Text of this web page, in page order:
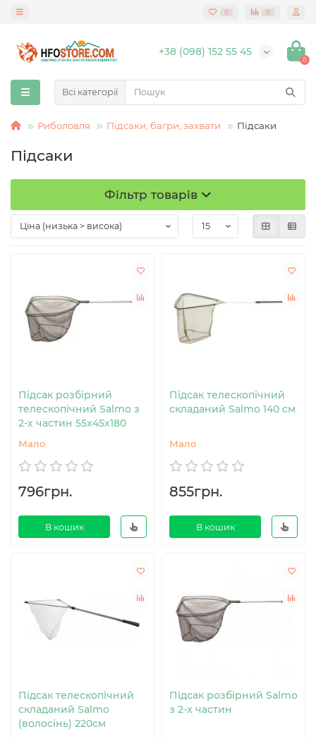
0 0
+38 (098) 152 55 45
0
Всі категорії
Риболовля Підсаки, багри, захвати Підсаки
Підсаки
Фільтр товарів
Підсак розбірний
телескопічний Salmo з
2-х частин 55x45x180
Мало
796грн.
В кошик
Підсак телескопічний
складаний Salmo 140 см
Мало
855грн.
В кошик
Підсак телескопічний
складаний Salmo
(волосінь) 220см
Підсак розбірний Salmo
з 2-х частин